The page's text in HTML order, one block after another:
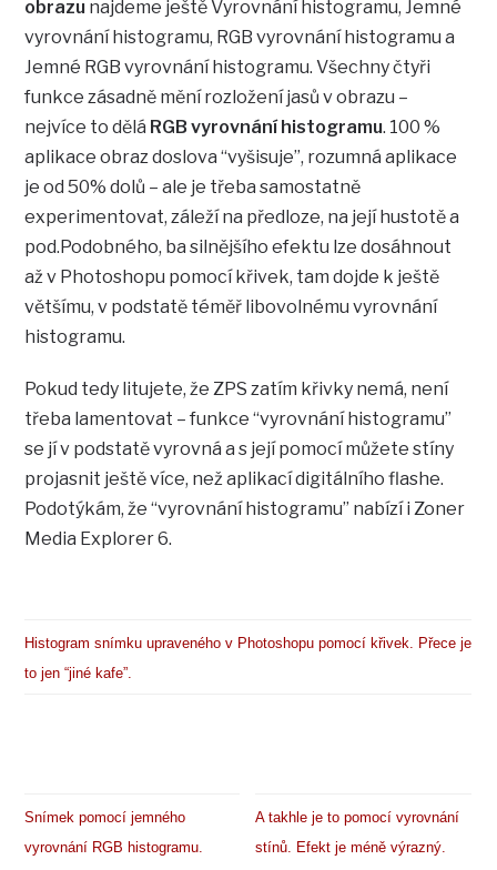
obrazu najdeme ještě Vyrovnání histogramu, Jemné
vyrovnání histogramu, RGB vyrovnání histogramu a
Jemné RGB vyrovnání histogramu. Všechny čtyři
funkce zásadně mění rozložení jasů v obrazu –
nejvíce to dělá RGB vyrovnání histogramu. 100 %
aplikace obraz doslova “vyšisuje”, rozumná aplikace
je od 50% dolů – ale je třeba samostatně
experimentovat, záleží na předloze, na její hustotě a
pod.Podobného, ba silnějšího efektu lze dosáhnout
až v Photoshopu pomocí křivek, tam dojde k ještě
většímu, v podstatě téměř libovolnému vyrovnání
histogramu.
Pokud tedy litujete, že ZPS zatím křivky nemá, není
třeba lamentovat – funkce “vyrovnání histogramu”
se jí v podstatě vyrovná a s její pomocí můžete stíny
projasnit ještě více, než aplikací digitálního flashe.
Podotýkám, že “vyrovnání histogramu” nabízí i Zoner
Media Explorer 6.
Histogram snímku upraveného v Photoshopu pomocí křivek. Přece je
to jen “jiné kafe”.
Snímek pomocí jemného
vyrovnání RGB histogramu.
A takhle je to pomocí vyrovnání
stínů. Efekt je méně výrazný.